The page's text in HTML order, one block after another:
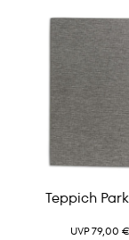
Teppich
UVP 79,00